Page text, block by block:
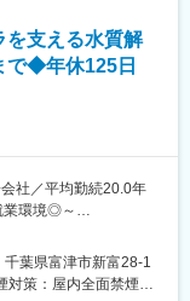
代~40代の社員が多
ます。定期的に研修
など
や教材費の負担、受
を支える水質解
で◆年休125日
社／平均勤続20.0年
業環境◎～
て首都圏の常に安定し
な経験と最先端のメ
す。
葉県富津市新富28-1
策：屋内全面禁煙変